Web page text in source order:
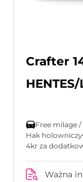
Crafter
Free milage
Hak holowniczy
4kr za
Ważna